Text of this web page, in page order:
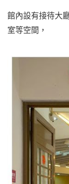
館內設有接待大
室等空間，